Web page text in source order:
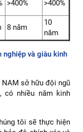
đảm bảo độ bền,
tốt nhất.
độ dày tối ưu, giúp
chống ố vàng, bám